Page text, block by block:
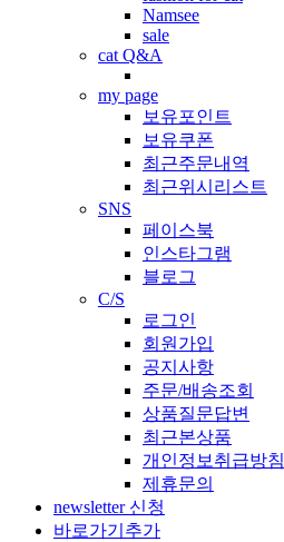
Namsee
sale
cat Q&A
my page
보유포인트
보유쿠폰
최근주문내역
최근위시리스트
SNS
페이스북
인스타그램
블로그
C/S
로그인
회원가입
공지사항
주문/배송조회
상품질문답변
최근본상품
개인정보취급방침
제휴문의
newsletter 신청
바로가기추가